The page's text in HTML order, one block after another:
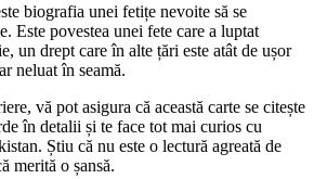
biografia unei fetițe nevoite să se
Este povestea unei fete care a luptat
un drept care în alte țări este atât de ușor
neluat în seamă.
vă pot asigura că această carte se citește
în detalii și te face tot mai curios cu
Știu că nu este o lectură agreată de
merită o șansă.